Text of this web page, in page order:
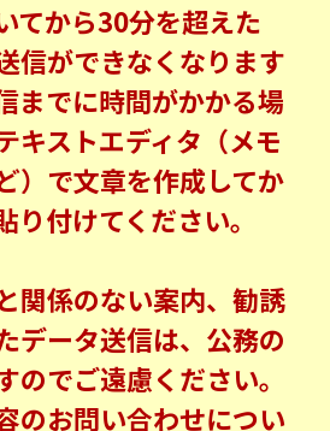
てから30分を超えた
信ができなくなります
までに時間がかかる場
キストエディタ（メモ
）で文章を作成してか
り付けてください。
係のない案内、勧誘
データ送信は、公務の
のでご遠慮ください。
のお問い合わせについ